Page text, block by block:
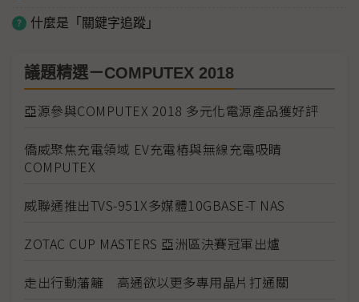
什麼是「關鍵字追蹤」
議題精選－COMPUTEX 2018
亞源參與COMPUTEX 2018 多元化電源產品獲好評
僑威聚焦充電領域 EV充電樁與無線充電吸睛
COMPUTEX
威聯通推出TVS-951X多媒體10GBASE-T NAS
ZOTAC CUP MASTERS 亞洲區決賽冠軍出爐
走出行動藩籬 高通欲以更多專用晶片打通關